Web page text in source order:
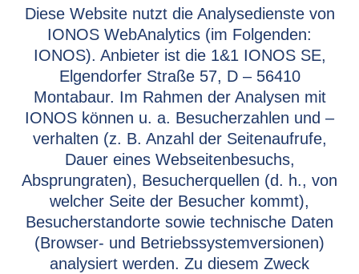
Diese Website nutzt die Analysedienste von
IONOS WebAnalytics (im Folgenden:
IONOS). Anbieter ist die 1&1 IONOS SE,
Elgendorfer Straße 57, D – 56410
Montabaur. Im Rahmen der Analysen mit
IONOS können u. a. Besucherzahlen und –
verhalten (z. B. Anzahl der Seitenaufrufe,
Dauer eines Webseitenbesuchs,
Absprungraten), Besucherquellen (d. h., von
welcher Seite der Besucher kommt),
Besucherstandorte sowie technische Daten
(Browser- und Betriebssystemversionen)
analysiert werden. Zu diesem Zweck